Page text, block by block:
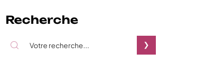
Recherche